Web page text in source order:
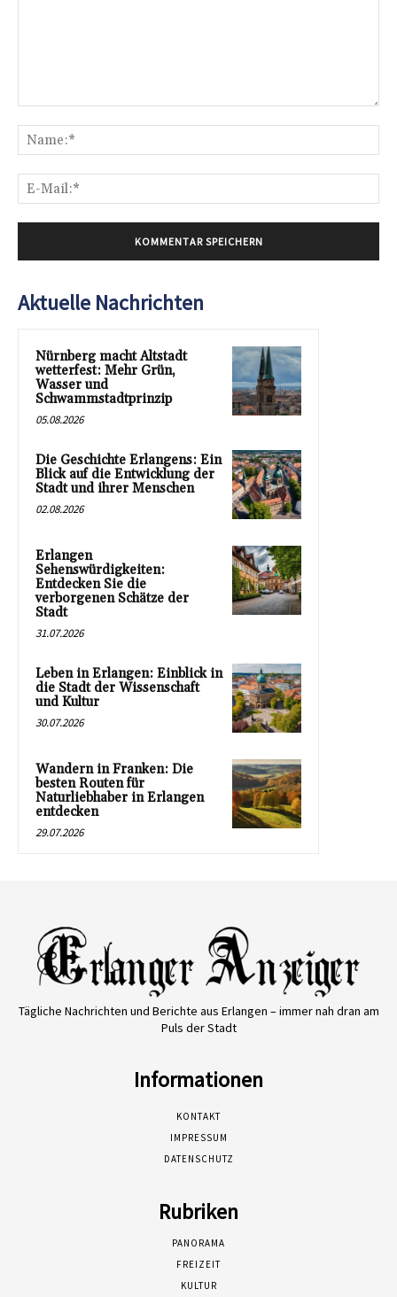
Aktuelle Nachrichten
Nürnberg macht Altstadt
wetterfest: Mehr Grün,
Wasser und
Schwammstadtprinzip
05.08.2026
Die Geschichte Erlangens: Ein
Blick auf die Entwicklung der
Stadt und ihrer Menschen
02.08.2026
Erlangen
Sehenswürdigkeiten:
Entdecken Sie die
verborgenen Schätze der
Stadt
31.07.2026
Leben in Erlangen: Einblick in
die Stadt der Wissenschaft
und Kultur
30.07.2026
Wandern in Franken: Die
besten Routen für
Naturliebhaber in Erlangen
entdecken
29.07.2026
Tägliche Nachrichten und Berichte aus Erlangen – immer nah dran am
Puls der Stadt
Informationen
KONTAKT
IMPRESSUM
DATENSCHUTZ
Rubriken
PANORAMA
FREIZEIT
KULTUR